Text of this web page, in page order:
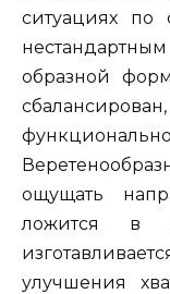
ситуациях
образной
ощущать
ложится в
улучшения